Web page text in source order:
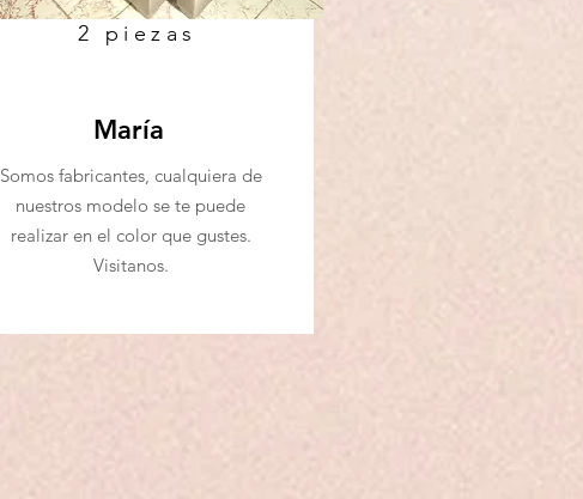
2 piezas
María
Somos fabricantes, cualquiera de
nuestros modelo se te puede
realizar en el color que gustes.
Visitanos.